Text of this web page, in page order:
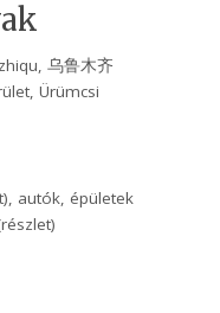
乌鲁木齐
Ürümcsi
autók, épületek